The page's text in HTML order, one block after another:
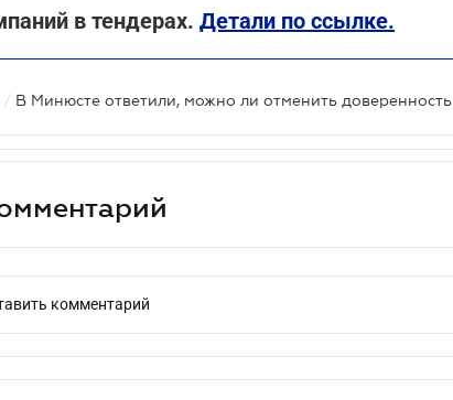
в тендерах. Детали по ссылке.
/ В Минюсте ответили, можно ли отменить доверенность
комментарий